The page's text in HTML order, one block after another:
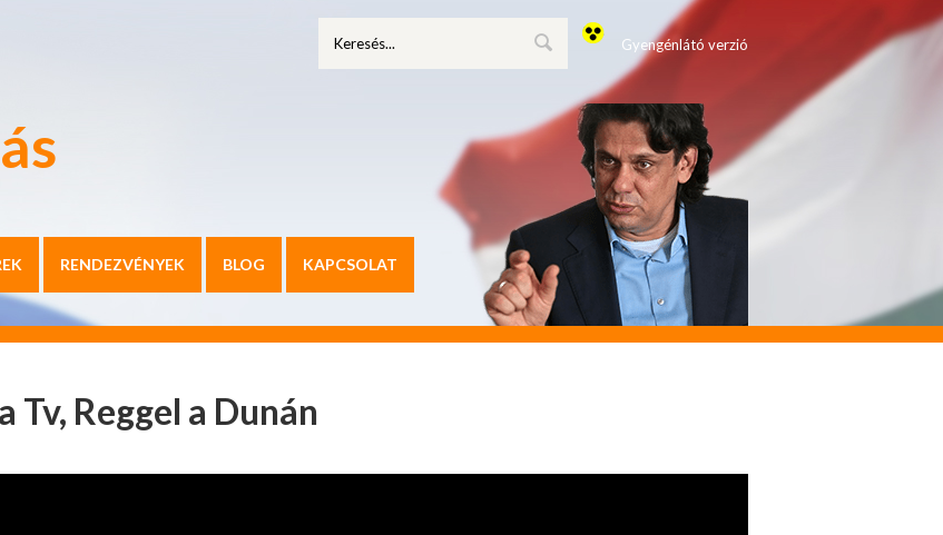
Gyengénlátó verzió
RENDEZVÉNYEK BLOG KAPCSOLAT
Tv, Reggel a Dunán